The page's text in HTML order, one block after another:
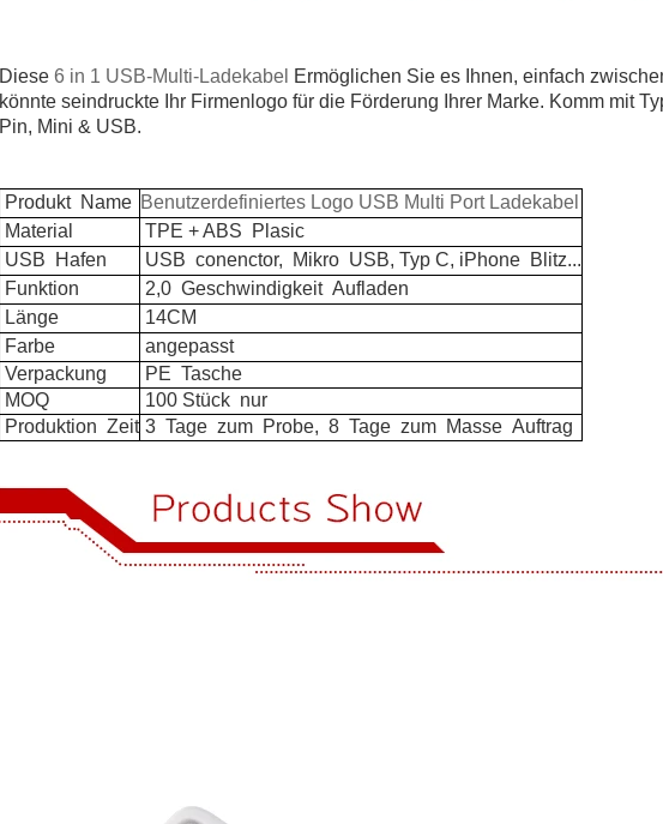
Diese 6 in 1 USB-Multi-Ladekabel Ermöglichen Sie es Ihnen, einfach
könnte seindruckte Ihr Firmenlogo für die Förderung Ihrer Marke. Komm mit
Pin, Mini & USB.
ProduktName Benutzerdefiniertes Logo USB Multi Port Ladekabel
Material
TPE + ABS Plasic
USB Hafen USB conenctor, Mikro USB, Typ C, iPhone Blitz...
Funktion
2,0 GeschwindigkeitAufladen
Länge
14CM
Farbe
angepasst
Verpackung
PE Tasche
MOQ
100 Stück nur
Produktion Zeit 3 Tage zum Probe, 8 Tage zum Masse Auftrag